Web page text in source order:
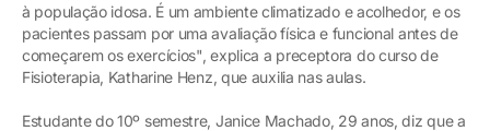
à população idosa. É um ambiente climatizado e acolhedor, e os
pacientes passam por uma avaliação física e funcional antes de
começarem os exercícios", explica a preceptora do curso de
Fisioterapia, Katharine Henz, que auxilia nas aulas.
Estudante do 10º semestre, Janice Machado, 29 anos, diz que a